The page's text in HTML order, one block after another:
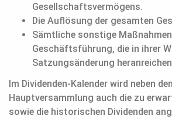
Gesellschaftsvermögens.
Die Auflösung der gesamten
Sämtliche sonstige
Geschäftsführung, die in ihrer
Satzungsänderung
Im Dividenden-Kalender wird neben
Hauptversammlung auch die zu
sowie die historischen Dividenden